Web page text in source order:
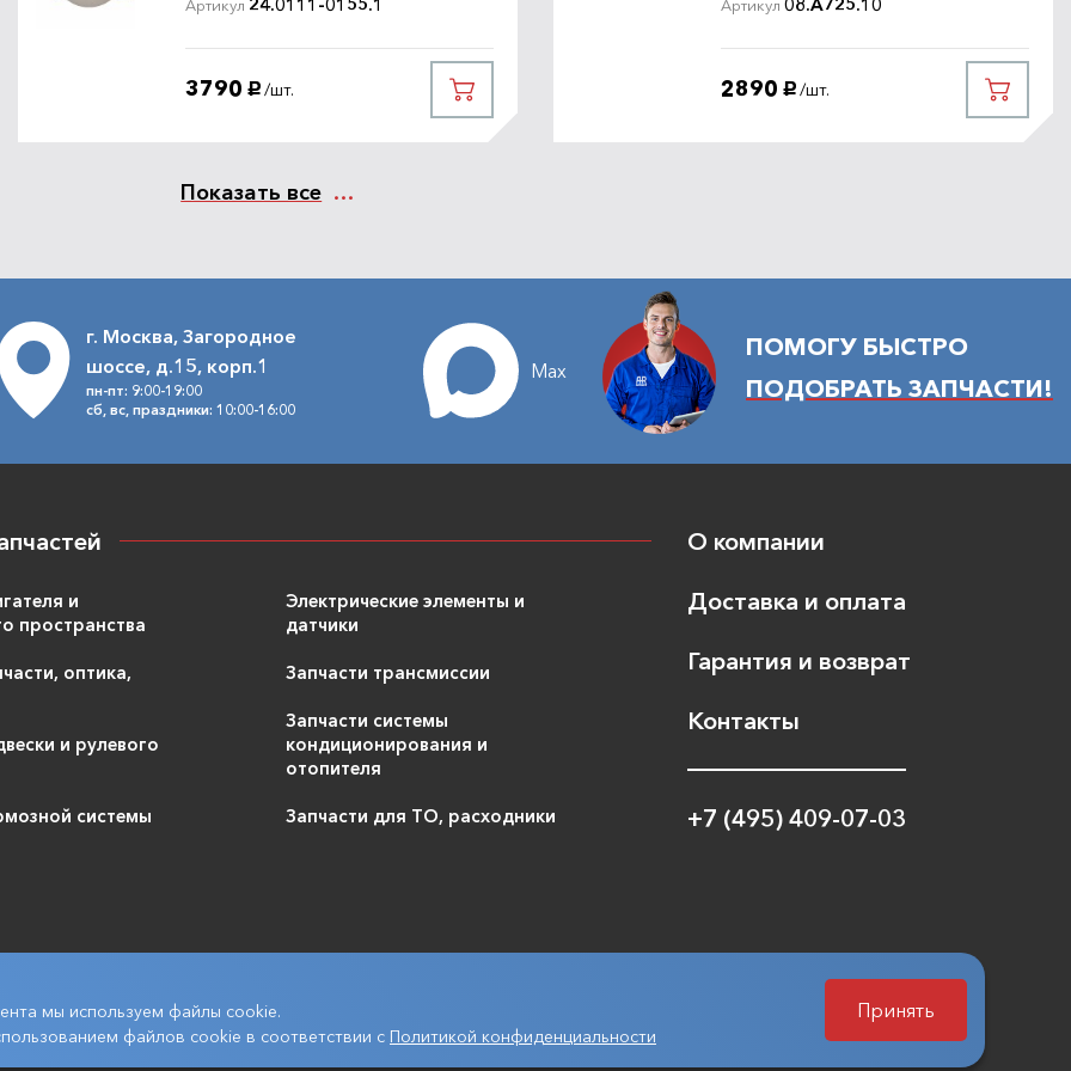
4900 /шт.
1734696 Под заказ 3400
1734696 9200руб.
1734696 2750руб./шт.
Артикул
3790 руб. /шт.
Артикул
2890 руб. /шт.
Показать все
Max
г. Москва, Загородное
шоссе, д.15, корп.1
пн-пт: 9:00-19:00
сб, вс, праздники: 10:00-16:00
ПОМОГУ БЫСТРО
ПОДОБРАТЬ ЗАПЧАСТИ!
и
пространства
оптика,
и рулевого
системы
Электрические элементы и
датчики
Запчасти трансмиссии
Запчасти системы
кондиционирования и
отопителя
Запчасти для ТО, расходники
О компании
Доставка и оплата
Гарантия и возврат
Контакты
+7 (495) 409-07-03
мы используем файлы cookie.
файлов cookie в соответствии с Политикой конфиденциальности
Принять